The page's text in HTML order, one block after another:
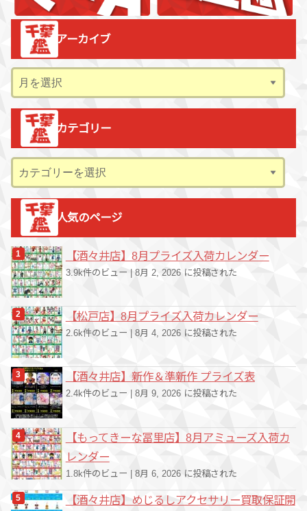
アーカイブ
ー
カ
カテゴリー
テ
ゴ
人気のページ
【酒々井店】8月プライズ入荷カレンダー
3.9k件のビュー | 8月 2, 2026 に投稿された
【松戸店】8月プライズ入荷カレンダー
2.6k件のビュー 8月 4, 2026 に投稿された
【酒々井店】新作＆準新作 プライズ表
2.4k件のビュー 8月 9, 2026 に投稿された
【もってきーな冨里店】8月アミューズ入荷カ
レンダー
1.8k件のビュー | 8月 6, 2026 に投稿された
【酒々井店】めじるしアクセサリー買取保証開